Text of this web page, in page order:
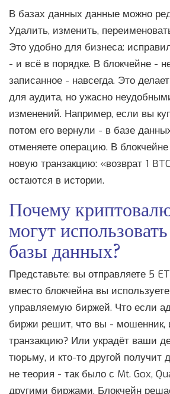
В базах данных данные можно
Удалить, изменить,
Это удобно для бизнеса:
- и всё в порядке. В блокчейне -
записанное - навсегда. Это
для аудита, но ужасно
изменений. Например, если вы
потом его вернули - в базе
отменяете операцию. В
новую транзакцию: «возврат 1
остаются в истории.
Почему
могут
базы данных?
Представьте: вы отправляете 5
вместо блокчейна вы
управляемую биржей. Что если
биржи решит, что вы - мошенник,
транзакцию? Или украдёт ваши
тюрьму, и кто-то другой получит
не теория - так было с Mt. Gox,
другими биржами. Блокчейн